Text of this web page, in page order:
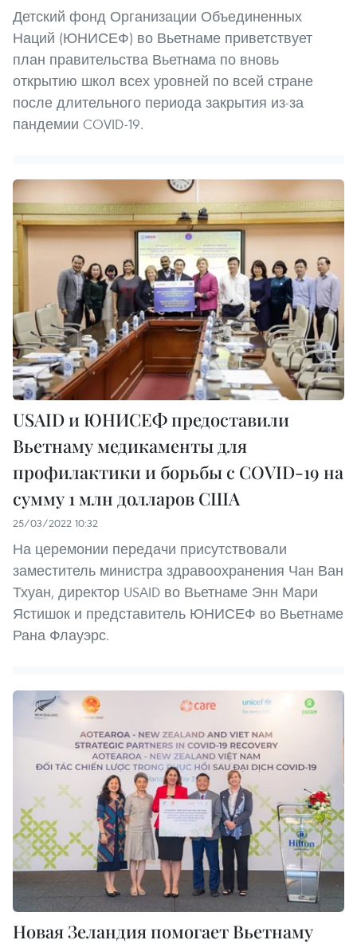
Детский фонд Организации Объединенных
Наций (ЮНИСЕФ) во Вьетнаме приветствует
план правительства Вьетнама по вновь
открытию школ всех уровней по всей стране
после длительного периода закрытия из-за
пандемии COVID-19.
USAID и ЮНИСЕФ предоставили
Вьетнаму медикаменты для
профилактики и борьбы с COVID-19 на
сумму 1 млн долларов США
25/03/2022 10:32
На церемонии передачи присутствовали
заместитель министра здравоохранения Чан Ван
Тхуан, директор USAID во Вьетнаме Энн Мари
Ястишок и представитель ЮНИСЕФ во Вьетнаме
Рана Флауэрс.
Новая Зеландия помогает Вьетнаму